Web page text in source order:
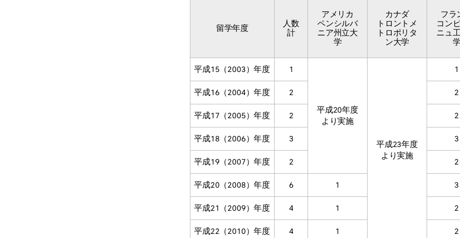
交換留学生（派遣）実績人数表
留学年度
人数
計
アメリカ
ペンシルバ
ニア州立大
学
カナダ
トロントメ
トロポリタ
ン大学
フラ
コン
ニュ
学
平成15（2003）年度 1
平成20年度
より実施
平成23年度
より実施
1
平成16（2004）年度 2 2
平成17（2005）年度 2 2
平成18（2006）年度 3 3
平成19（2007）年度 2 2
平成20（2008）年度 6 1 3
平成21（2009）年度 4 1 2
平成22（2010）年度 4 1 2